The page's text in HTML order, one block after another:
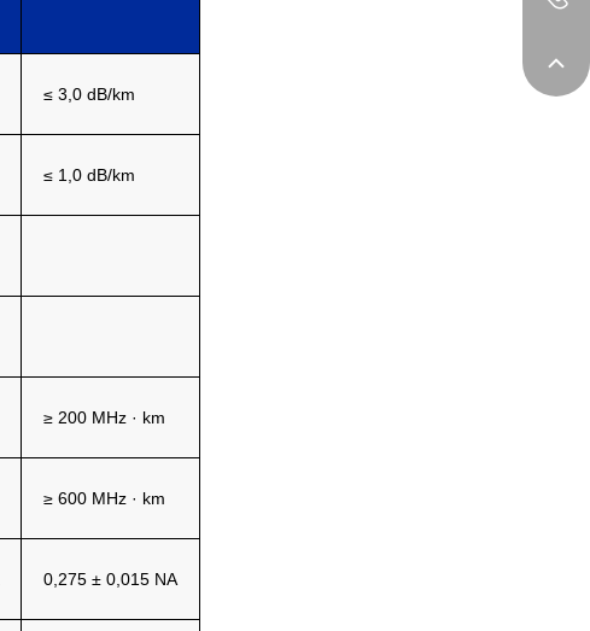
≤ 3,0 dB/km
≤ 1,0 dB/km
≥ 200 MHz · km
≥ 600 MHz · km
0,275 ± 0,015 NA